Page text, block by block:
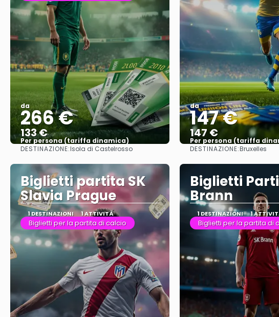
da
266 €
133 €
Per persona (tariffa dinamica)
Vedere di più
DESTINAZIONE:Isola di Castelrosso
da
147 €
147 €
Per persona (tariffa
Vedere di più
DESTINAZIONE:Bruxelles
Biglietti partita SK
Slavia Prague
1 DESTINAZIONI 1 ATTIVITÀ
Biglietti per la partita di calcio
Biglietti
Brann
1 DESTINAZIONI 1
Biglietti per la partita di